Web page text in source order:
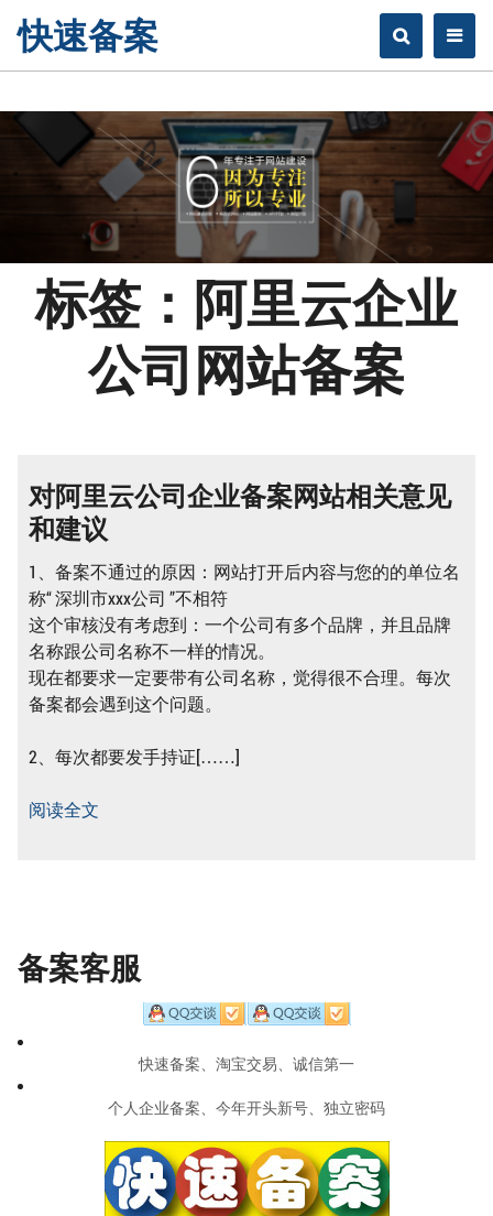
快速备案
标签：阿里云企业
公司网站备案
对阿里云公司企业备案网站相关意见
和建议
1、备案不通过的原因：网站打开后内容与您的的单位名
称“ 深圳市xxx公司 ”不相符
这个审核没有考虑到：一个公司有多个品牌，并且品牌
名称跟公司名称不一样的情况。
现在都要求一定要带有公司名称，觉得很不合理。每次
备案都会遇到这个问题。
2、每次都要发手持证[……]
阅读全文
备案客服
快速备案、淘宝交易、诚信第一
个人企业备案、今年开头新号、独立密码